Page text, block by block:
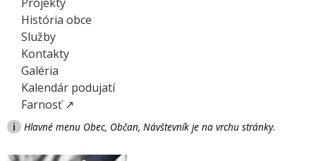
História obce
Služby
Kontakty
Galéria
Kalendár podujatí
Farnosť ↗
i Hlavné menu Obec, Občan, Návštevník je na vrchu stránky.